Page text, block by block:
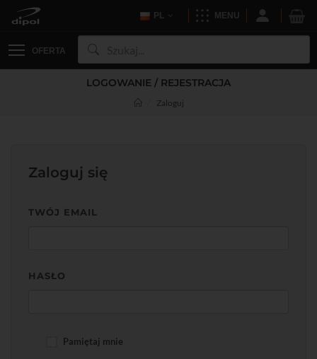
PL MENU
OFERTA
LOGOWANIE / REJESTRACJA
Zaloguj
Zaloguj się
TWÓJ EMAIL
HASŁO
Pamiętaj mnie